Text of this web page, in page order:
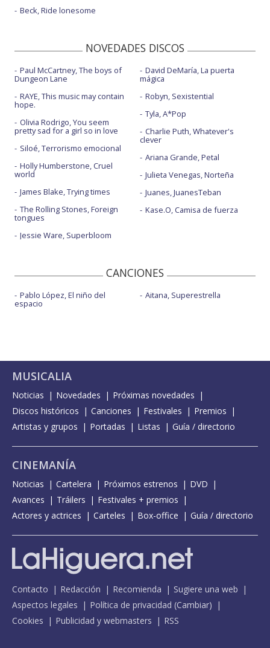
Beck, Ride lonesome
NOVEDADES DISCOS
Paul McCartney, The boys of
Dungeon Lane
RAYE, This music may contain
hope.
Olivia Rodrigo, You seem
pretty sad for a girl so in love
Siloé, Terrorismo emocional
Holly Humberstone, Cruel
world
James Blake, Trying times
The Rolling Stones, Foreign
tongues
Jessie Ware, Superbloom
David DeMaría, La puerta
mágica
Robyn, Sexistential
Tyla, A*Pop
Charlie Puth, Whatever's
clever
Ariana Grande, Petal
Julieta Venegas, Norteña
Juanes, JuanesTeban
Kase.O, Camisa de fuerza
CANCIONES
Pablo López, El niño del
espacio
Aitana, Superestrella
MUSICALIA
Noticias Novedades
Próximas novedades
Discos históricos
Canciones Festivales
Premios
Artistas y grupos
Portadas Listas Guía / directorio
CINEMANÍA
Noticias Cartelera Próximos estrenos
DVD
Avances
Tráilers
Festivales + premios
Actores y actrices
Carteles Box-office Guía / directorio
Contacto Redacción Recomienda
Sugiere una web
Aspectos legales
Política de privacidad (Cambiar)
Cookies
Publicidad y webmasters RSS